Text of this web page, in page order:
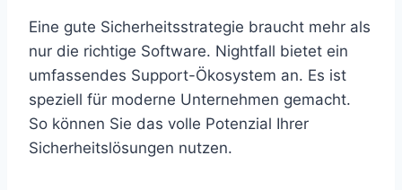
Eine gute Sicherheitsstrategie braucht mehr als
nur die richtige Software. Nightfall bietet ein
umfassendes Support-Ökosystem an. Es ist
speziell für moderne Unternehmen gemacht.
So können Sie das volle Potenzial Ihrer
Sicherheitslösungen nutzen.